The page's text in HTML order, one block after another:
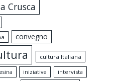
Crusca
convegno
cultura Italiana
iniziative intervista